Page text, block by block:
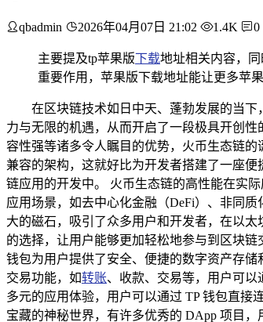
qbadmin 2026年04月07日 21:02 1.4K 0
主要提及tp苹果版下载地址相关内容，
重要作用，苹果版下载地址能让更多苹
在区块链技术如日中天、蓬勃发展的当下，
力与无限的机遇，从而开启了一段极具开创
容性强等诸多令人瞩目的优势，火币生态链
兼容的架构，这就好比为开发者搭建了一座
链应用的开发中。 火币生态链的高性能在实
应用场景，如去中心化金融（DeFi）、非同
大的磁石，吸引了众多用户和开发者，在以
的选择，让用户能够更加轻松地参与到区块
钱包为用户提供了安全、便捷的数字资产存
交易功能，如转账、收款、交易等，用户可以
多元的应用体验，用户可以通过 TP 钱包直
宝藏的神秘世界，有许多优秀的 DApp 项目